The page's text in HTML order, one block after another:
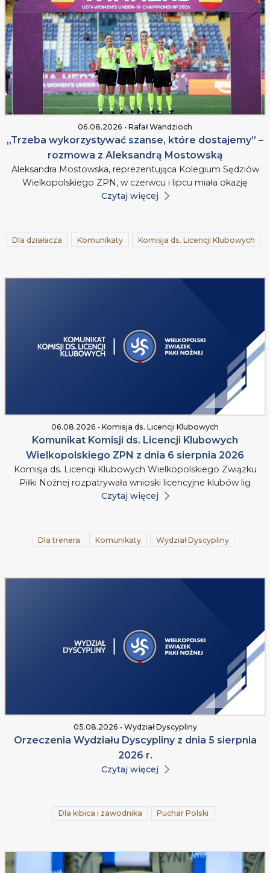
06.08.2026 • Rafał Wandzioch
„Trzeba wykorzystywać szanse, które dostajemy” –
rozmowa z Aleksandrą Mostowską
Aleksandra Mostowska, reprezentująca Kolegium Sędziów
Wielkopolskiego ZPN, w czerwcu i lipcu miała okazję
Czytaj więcej
Dla działacza Komunikaty Komisja ds. Licencji Klubowych
06.08.2026 • Komisja ds. Licencji Klubowych
Komunikat Komisji ds. Licencji Klubowych
Wielkopolskiego ZPN z dnia 6 sierpnia 2026
Komisja ds. Licencji Klubowych Wielkopolskiego Związku
Piłki Nożnej rozpatrywała wnioski licencyjne klubów lig
Czytaj więcej
Dla trenera Komunikaty Wydział Dyscypliny
05.08.2026 • Wydział Dyscypliny
Orzeczenia Wydziału Dyscypliny z dnia 5 sierpnia
2026 r.
Czytaj więcej
Dla kibica i zawodnika Puchar Polski